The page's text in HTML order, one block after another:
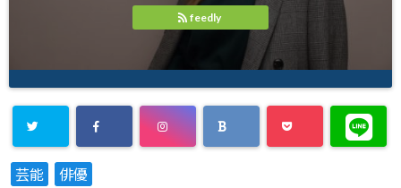
feedly
芸能 俳優